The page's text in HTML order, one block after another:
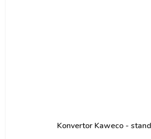
Konvertor Kaweco -